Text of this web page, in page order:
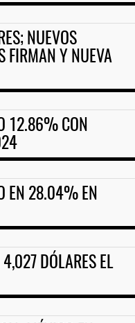
NUEVOS
FIRMAN Y NUEVA
12.86% CON
EN 28.04% EN
DÓLARES EL
APM Terminals incrementa
equipamiento para mo ...